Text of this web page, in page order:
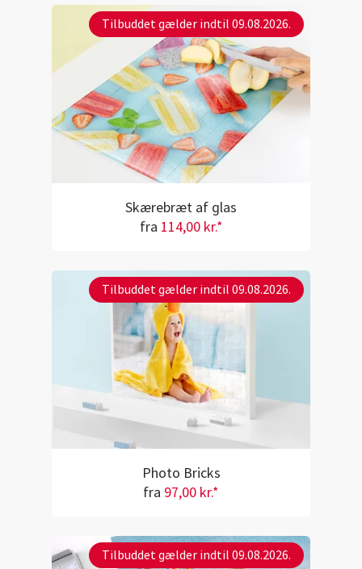
Tilbuddet gælder indtil 09.08.2026.
Skærebræt af glas
fra 114,00 kr.*
Tilbuddet gælder indtil 09.08.2026.
Photo Bricks
fra 97,00 kr.*
Tilbuddet gælder indtil 09.08.2026.